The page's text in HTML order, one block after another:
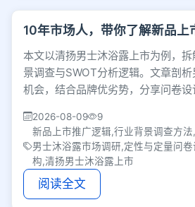
10年市场人，带你了解新品上
本文以清扬男士沐浴露上市为例，
景调查与SWOT分析逻辑。文章剖
机会，结合品牌优劣势，分享问卷
2026-08-09
9
新品上市推广逻辑,行业背景调查方
男士沐浴露市场调研,定性与定量问
构,清扬男士沐浴露上市
阅读全文